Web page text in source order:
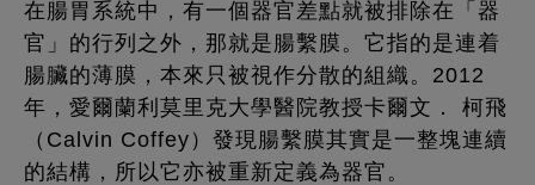
在腸胃系統中，有一個器官差點就被排除在「器
官」的行列之外，那就是腸繫膜。它指的是連着
腸臟的薄膜，本來只被視作分散的組織。2012
年，愛爾蘭利莫里克大學醫院教授卡爾文． 柯飛
（Calvin Coffey）發現腸繫膜其實是一整塊連續
的結構，所以它亦被重新定義為器官。